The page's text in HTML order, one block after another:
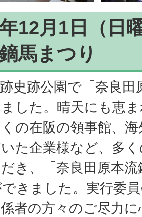
12月1日（日
馬まつり
史跡公園で「奈良
した。晴天にも恵
の在阪の領事館、
た企業様など、多
き、「奈良田原本
きました。実行委
者の方々のご尽力